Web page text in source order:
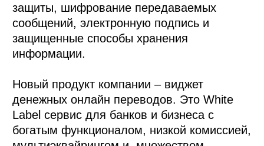
защиты, шифрование передаваемых
сообщений, электронную подпись и
защищенные способы хранения
информации.
Новый продукт компании – виджет
денежных онлайн переводов. Это White
Label сервис для банков и бизнеса с
богатым функционалом, низкой комиссией,